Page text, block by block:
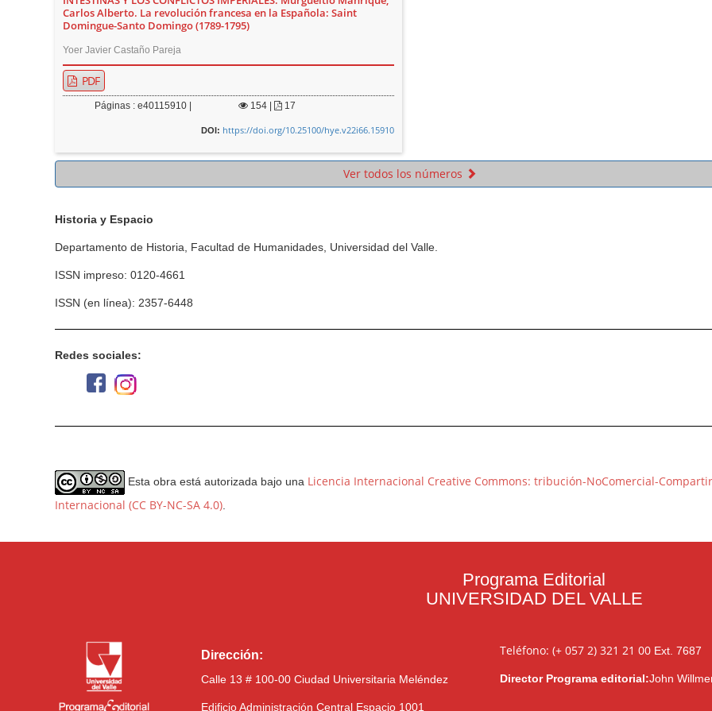
Carlos Alberto. La revolución francesa en la Española: Saint
Domingue-Santo Domingo (1789-1795)
Yoer Javier Castaño Pareja
PDF
Páginas : e40115910 | 154 | 17
DOI: https://doi.org/10.25100/hye.v22i66.15910
Ver todos los números
Historia y Espacio
Departamento de Historia, Facultad de Humanidades, Universidad del Valle.
ISSN impreso: 0120-4661
ISSN (en línea): 2357-6448
Redes sociales:
Esta obra está autorizada bajo una Licencia Internacional Creative Commons: tribución-NoComercial-
Internacional (CC BY-NC-SA 4.0).
Programa Editorial
UNIVERSIDAD DEL VALLE
Dirección:
Calle 13 # 100-00 Ciudad Universitaria Meléndez
Edificio Administración Central Espacio 1001
Teléfono: (+ 057 2) 321 21 00Ext. 7687
Director Programa editorial:John